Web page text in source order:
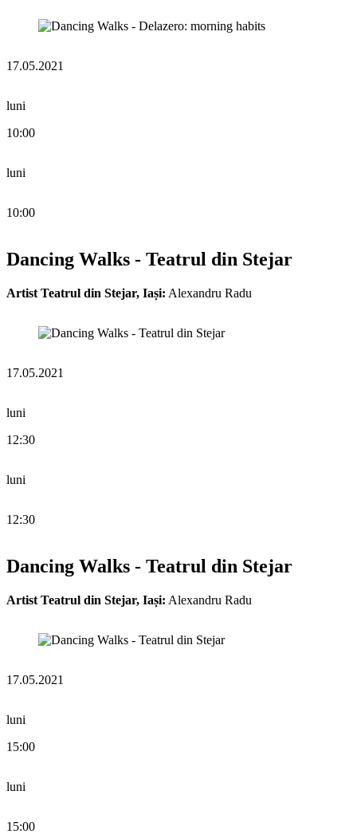
17.05.2021
luni
10:00
luni
10:00
Dancing Walks - Teatrul din Stejar
Artist Teatrul din Stejar, Iași: Alexandru Radu
17.05.2021
luni
12:30
luni
12:30
Dancing Walks - Teatrul din Stejar
Artist Teatrul din Stejar, Iași: Alexandru Radu
17.05.2021
luni
15:00
luni
15:00